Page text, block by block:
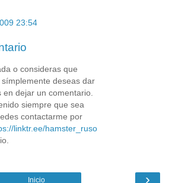
23:54
o consideras que
deseas dar
dejar un comentario.
siempre que sea
contactarme por
linktr.ee/hamster_ruso
›
Inicio